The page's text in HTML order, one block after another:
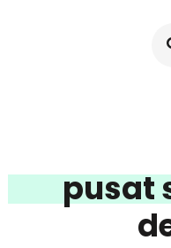
pusat